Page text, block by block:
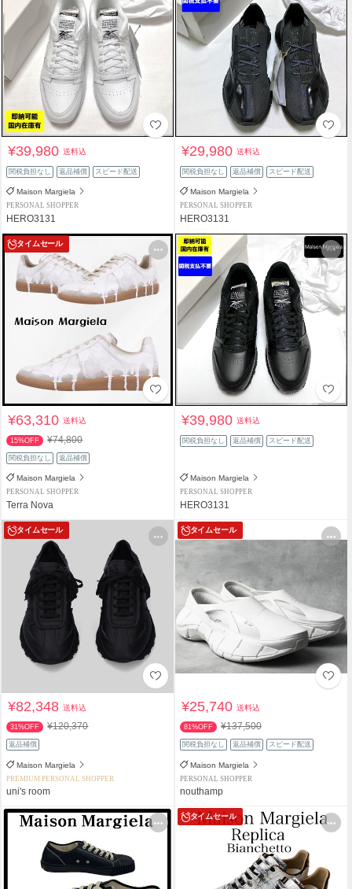
¥39,980送料込
関税負担なし 返品補償 スピード配送
Maison Margiela
PERSONAL SHOPPER
HERO3131
¥29,980送料込
関税負担なし 返品補償 スピード配送
Maison Margiela
PERSONAL SHOPPER
HERO3131
タイムセール
¥63,310送料込
15%OFF ¥74,800
関税負担なし 返品補償
Maison Margiela
PERSONAL SHOPPER
Terra Nova
¥39,980送料込
関税負担なし 返品補償 スピード配送
Maison Margiela
PERSONAL SHOPPER
HERO3131
タイムセール
¥82,348送料込
31%OFF ¥120,370
返品補償
Maison Margiela
PREMIUM PERSONAL SHOPPER
uni's room
タイムセール
¥25,740送料込
81%OFF ¥137,500
関税負担なし 返品補償 スピード配送
Maison Margiela
PERSONAL SHOPPER
nouthamp
タイムセール